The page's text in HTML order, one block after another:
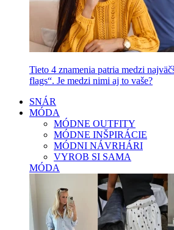
Tieto 4 znamenia patria medzi
flags“. Je medzi nimi aj to vaše?
SNÁR
MÓDA
MÓDNE OUTFITY
MÓDNE INŠPIRÁCIE
MÓDNI NÁVRHÁRI
VYROB SI SAMA
MÓDA